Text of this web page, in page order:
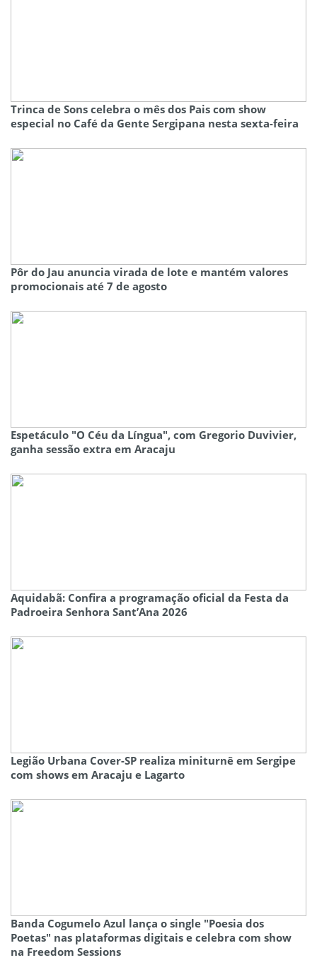
Trinca de Sons celebra o mês dos Pais com show
especial no Café da Gente Sergipana nesta sexta-feira
Pôr do Jau anuncia virada de lote e mantém valores
promocionais até 7 de agosto
Espetáculo "O Céu da Língua", com Gregorio Duvivier,
ganha sessão extra em Aracaju
Aquidabã: Confira a programação oficial da Festa da
Padroeira Senhora Sant’Ana 2026
Legião Urbana Cover-SP realiza miniturnê em Sergipe
com shows em Aracaju e Lagarto
Banda Cogumelo Azul lança o single "Poesia dos
Poetas" nas plataformas digitais e celebra com show
na Freedom Sessions